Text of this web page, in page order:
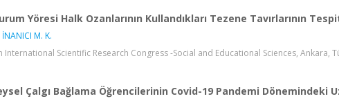
Yöresi Halk Ozanlarının Kullandıkları Tezene Tavırlarının
İNANICI M. K.
International Scientific Research Congress -Social and Educational Sciences, Ankara,
Çalgı Bağlama Öğrencilerinin Covid-19 Pandemi Dönemindeki